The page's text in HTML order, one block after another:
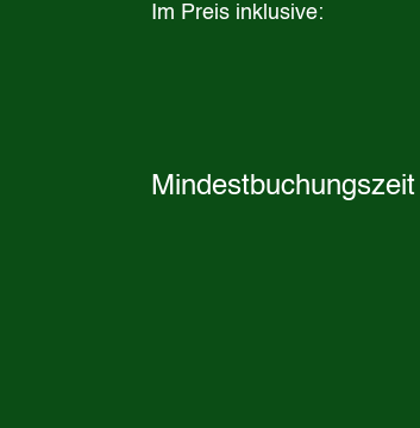
Im Preis inklusive: